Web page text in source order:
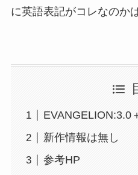
に英語表記がコレなのか
EVANGELION:3.0
新作情報は無し
参考HP